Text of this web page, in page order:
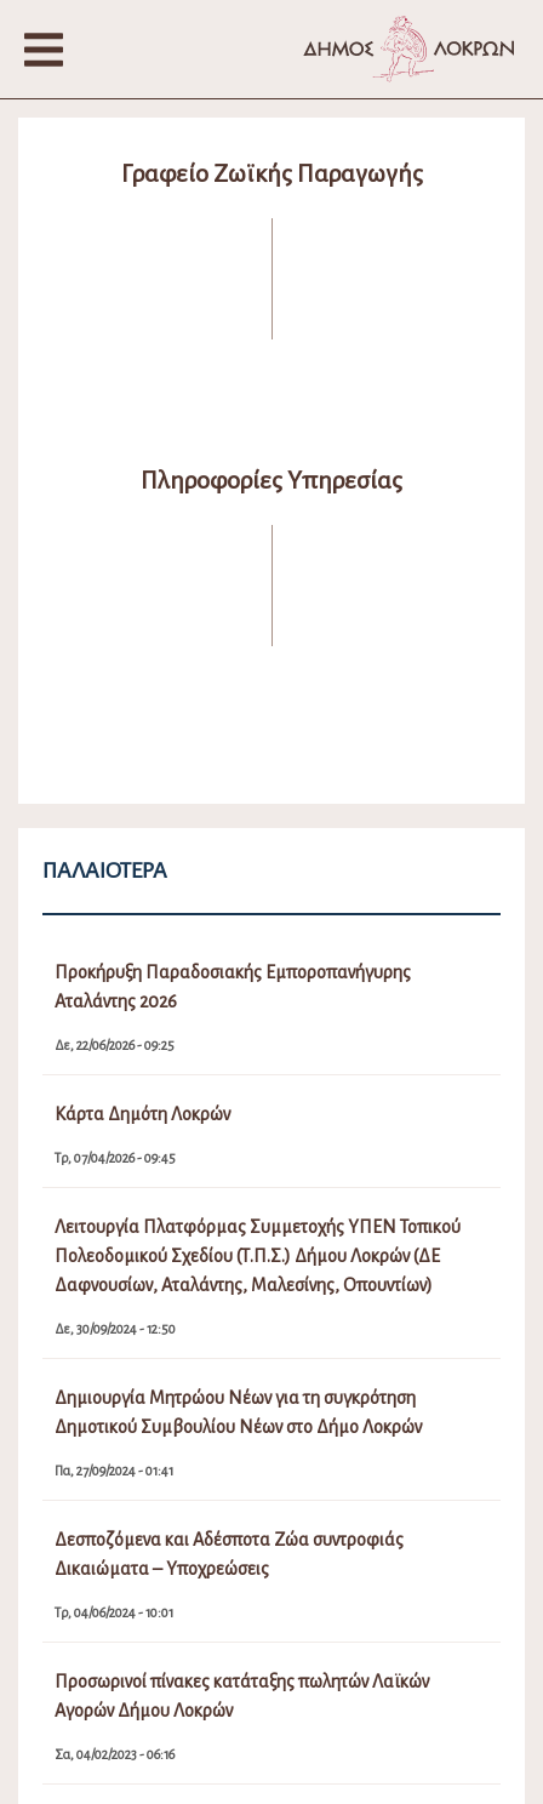
Γραφείο Ζωϊκής Παραγωγής
Πληροφορίες Υπηρεσίας
ΠΑΛΑΙΌΤΕΡΑ
Προκήρυξη Παραδοσιακής Εμποροπανήγυρης
Αταλάντης 2026
Δε, 22/06/2026 - 09:25
Κάρτα Δημότη Λοκρών
Τρ, 07/04/2026 - 09:45
Λειτουργία Πλατφόρμας Συμμετοχής ΥΠΕΝ Τοπικού
Πολεοδομικού Σχεδίου (Τ.Π.Σ.) Δήμου Λοκρών (ΔΕ
Δαφνουσίων, Αταλάντης, Μαλεσίνης, Οπουντίων)
Δε, 30/09/2024 - 12:50
Δημιουργία Μητρώου Νέων για τη συγκρότηση
Δημοτικού Συμβουλίου Νέων στο Δήμο Λοκρών
Πα, 27/09/2024 - 01:41
Δεσποζόμενα και Αδέσποτα Ζώα συντροφιάς
Δικαιώματα – Υποχρεώσεις
Τρ, 04/06/2024 - 10:01
Προσωρινοί πίνακες κατάταξης πωλητών Λαϊκών
Αγορών Δήμου Λοκρών
Σα, 04/02/2023 - 06:16